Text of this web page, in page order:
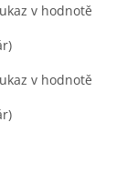
v hodnotě
v hodnotě